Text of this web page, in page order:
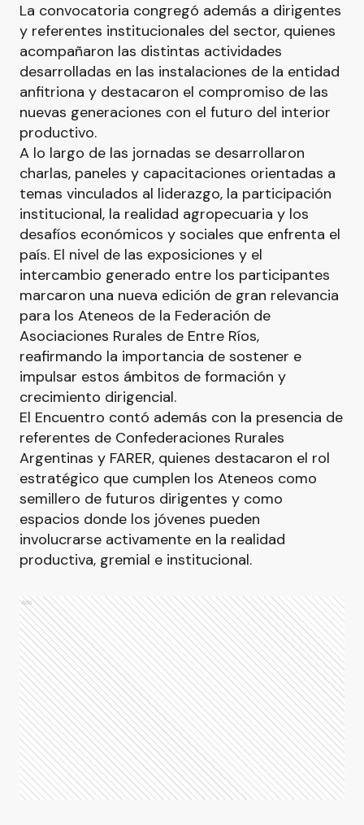
La convocatoria congregó además a dirigentes
y referentes institucionales del sector, quienes
acompañaron las distintas actividades
desarrolladas en las instalaciones de la entidad
anfitriona y destacaron el compromiso de las
nuevas generaciones con el futuro del interior
productivo.
A lo largo de las jornadas se desarrollaron
charlas, paneles y capacitaciones orientadas a
temas vinculados al liderazgo, la participación
institucional, la realidad agropecuaria y los
desafíos económicos y sociales que enfrenta el
país. El nivel de las exposiciones y el
intercambio generado entre los participantes
marcaron una nueva edición de gran relevancia
para los Ateneos de la Federación de
Asociaciones Rurales de Entre Ríos,
reafirmando la importancia de sostener e
impulsar estos ámbitos de formación y
crecimiento dirigencial.
El Encuentro contó además con la presencia de
referentes de Confederaciones Rurales
Argentinas y FARER, quienes destacaron el rol
estratégico que cumplen los Ateneos como
semillero de futuros dirigentes y como
espacios donde los jóvenes pueden
involucrarse activamente en la realidad
productiva, gremial e institucional.
Ads